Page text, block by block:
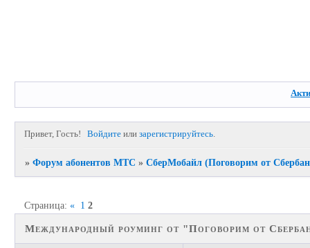
Привет, Гость! Войдите илизарегистрируйтесь.
»Форум абонентов МТС »СберМобайл (Поговорим от
Международный роуминг от "Поговорим от
Страница:« 1 2